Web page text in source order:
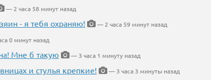
— 2 часа 58 минут назад
- я тебя охраняю!
— 2 часа 59 минут назад
0 минут назад
Мне б такую
— 3 часа 1 минуту назад
и стулья крепкие!
— 3 часа 3 минуты назад